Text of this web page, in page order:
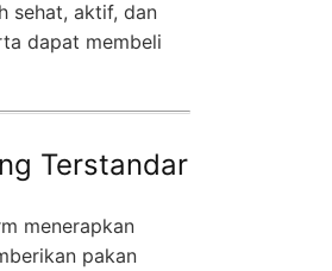
sehat, aktif, dan
dapat membeli
Terstandar
menerapkan
pakan